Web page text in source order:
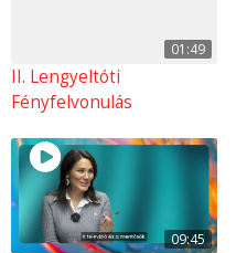
01:49
II. Lengyeltóti
Fényfelvonulás
09:45